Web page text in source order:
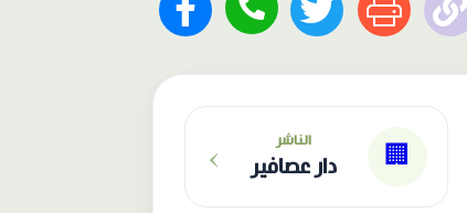
🏢
الناشر
دار عصافير ›